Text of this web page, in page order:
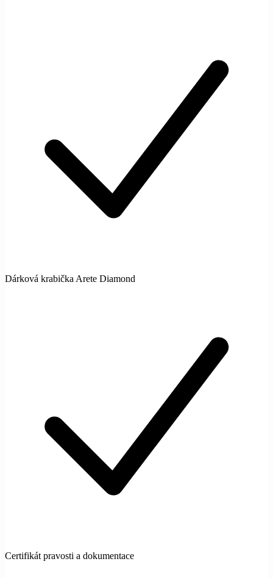
Dárková krabička Arete Diamond
Certifikát pravosti a dokumentace